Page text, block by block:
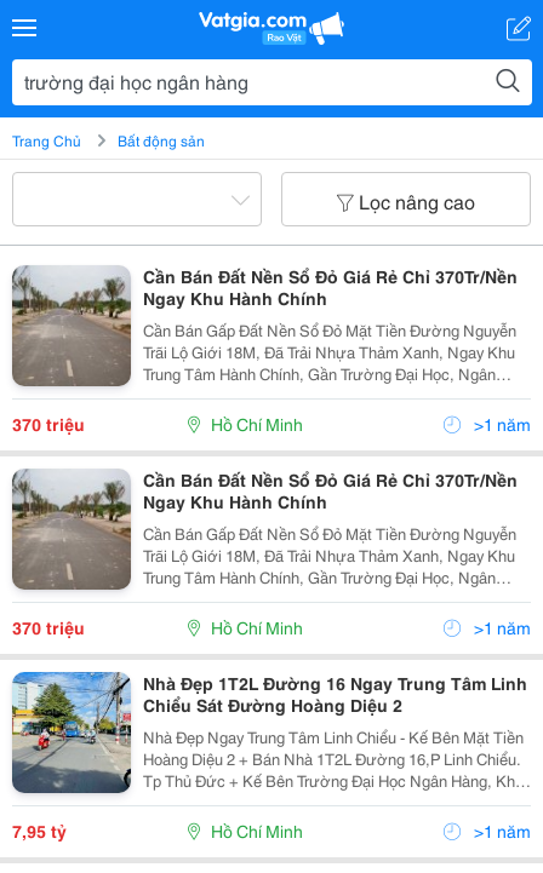
Trang Chủ Bất động sản
Lọc nâng cao
Cần Bán Đất Nền Sổ Đỏ Giá Rẻ Chỉ 370Tr/Nền
Ngay Khu Hành Chính
Cần Bán Gấp Đất Nền Sổ Đỏ Mặt Tiền Đường Nguyễn
Trãi Lộ Giới 18M, Đã Trải Nhựa Thảm Xanh, Ngay Khu
Trung Tâm Hành Chính, Gần Trường Đại Học, Ngân
Hàng, Bệnh Viện, Thích Hợp Mua Để Ở. Dt: 5X22M,
Cấp Sổ Đỏ Cá Nhân, Giá Cần Bán Gấp: 370 Tr/Nền. Có
370 triệu Hồ Chí Minh >1 năm
Cần Bán Đất Nền Sổ Đỏ Giá Rẻ Chỉ 370Tr/Nền
Ngay Khu Hành Chính
Cần Bán Gấp Đất Nền Sổ Đỏ Mặt Tiền Đường Nguyễn
Trãi Lộ Giới 18M, Đã Trải Nhựa Thảm Xanh, Ngay Khu
Trung Tâm Hành Chính, Gần Trường Đại Học, Ngân
Hàng, Bệnh Viện, Thích Hợp Mua Để Ở. Dt: 5X22M,
Cấp Sổ Đỏ Cá Nhân, Giá Cần Bán Gấp: 370 Tr/Nền. Có
370 triệu Hồ Chí Minh >1 năm
Nhà Đẹp 1T2L Đường 16 Ngay Trung Tâm Linh
Chiểu Sát Đường Hoàng Diệu 2
Nhà Đẹp Ngay Trung Tâm Linh Chiểu - Kế Bên Mặt Tiền
Hoàng Diệu 2 + Bán Nhà 1T2L Đường 16,P Linh Chiểu.
Tp Thủ Đức + Kế Bên Trường Đại Học Ngân Hàng, Khu
Vựa Dân Chí Cao Tiện Ích Đầy Đủ, Cách Đường Kha
Vạn Chỉ 100M, Cách Đường Hoàng Diệu 2 50M +...
7,95 tỷ Hồ Chí Minh >1 năm